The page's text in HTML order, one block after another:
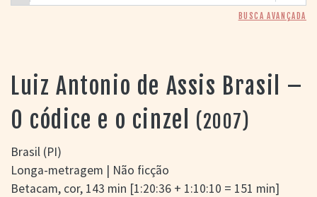
DESCONTOS
CINEMA GAÚCHO
> APRESENTAÇÃO
> BUSCA AVANÇADA
> FILMOGRAFIAS DE
CINEASTAS
> DISCOGRAFIAS
> BIBLIOGRAFIAS
BUSCA AVANÇADA
Luiz Antonio de Assis Brasil –
O códice e o cinzel
(2007)
Brasil (PI)
Longa-metragem | Não ficção
Betacam, cor, 143 min [1:20:36 + 1:10:10 = 151 min]